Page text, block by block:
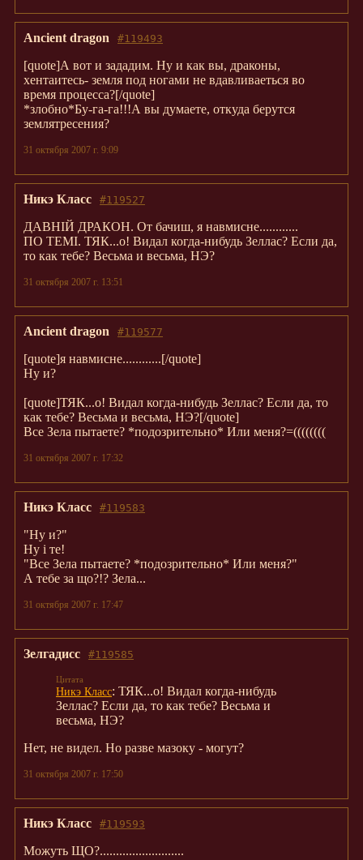
#119493
Ancient dragon
[quote]А вот и зададим. Ну и как вы, драконы,
хентаитесь- земля под ногами не вдавливаеться во
время процесса?[/quote]
*злобно*Бу-га-га!!!А вы думаете, откуда берутся
землятресения?
31 октября 2007 г. 9:09
#119527
Никэ Класс
ДАВНІЙ ДРАКОН. От бачиш, я навмисне............
ПО ТЕМІ. ТЯК...о! Видал когда-нибудь Зеллас? Если да,
то как тебе? Весьма и весьма, НЭ?
31 октября 2007 г. 13:51
#119577
Ancient dragon
[quote]я навмисне............[/quote]
Ну и?
[quote]ТЯК...о! Видал когда-нибудь Зеллас? Если да, то
как тебе? Весьма и весьма, НЭ?[/quote]
Все Зела пытаете? *подозрительно* Или меня?=((((((((
31 октября 2007 г. 17:32
#119583
Никэ Класс
"Ну и?"
Ну і те!
"Все Зела пытаете? *подозрительно* Или меня?"
А тебе за що?!? Зела...
31 октября 2007 г. 17:47
#119585
Зелгадисс
Никэ Класс: ТЯК...о! Видал когда-нибудь
Зеллас? Если да, то как тебе? Весьма и
весьма, НЭ?
Нет, не видел. Но разве мазоку - могут?
31 октября 2007 г. 17:50
#119593
Никэ Класс
Можуть ЩО?..........................